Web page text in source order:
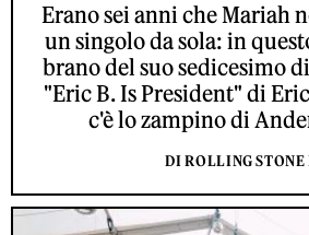
Erano sei anni che Mariah
un singolo da sola: in
brano del suo sedicesimo
"Eric B. Is President" di
c'è lo zampino di
DI ROLLING STONE